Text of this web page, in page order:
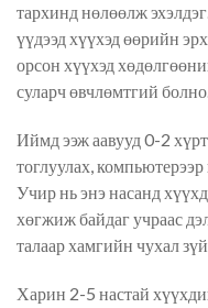
тархинд нөлөөлж
үүдээд хүүхэд өөрийн
орсон хүүхэд
суларч өвчлөмтгий
Иймд ээж аавууд 0-2
тоглуулах,
Учир нь энэ насанд
хөгжиж байдаг учраас
талаар хамгийн чухал
Харин 2-5 настай